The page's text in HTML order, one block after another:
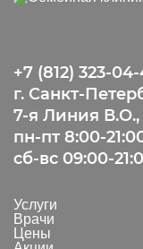
+7 (812) 323-
г. Санкт-
7-я Линия В.О.,
пн-пт 8:00-
сб-вс 09:00-
Услуги
Врачи
Цены